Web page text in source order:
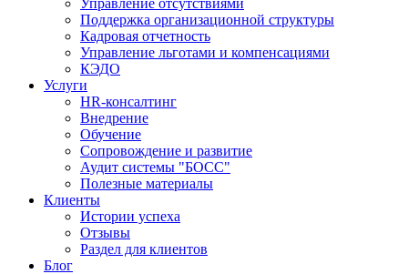
Управление отсутствиями
Поддержка организационной структуры
Кадровая отчетность
Управление льготами и компенсациями
КЭДО
Услуги
HR-консалтинг
Внедрение
Обучение
Сопровождение и развитие
Аудит системы "БОСС"
Полезные материалы
Клиенты
Истории успеха
Отзывы
Раздел для клиентов
Блог